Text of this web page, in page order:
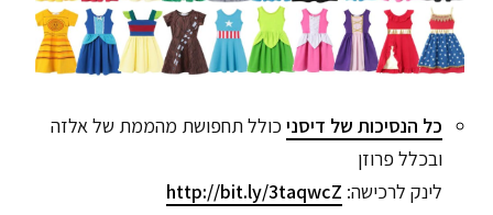
כל הנסיכות של דיסני כולל תחפושת מהממת של אלזה
ובכלל פרוזן
לינק לרכישה: http://bit.ly/3taqwcZ